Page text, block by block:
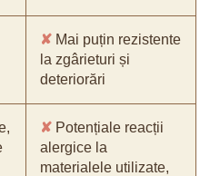
✘ Mai puțin rezistente
la zgârieturi și
deteriorări
✘ Potențiale reacții
alergice la
materialele utilizate,